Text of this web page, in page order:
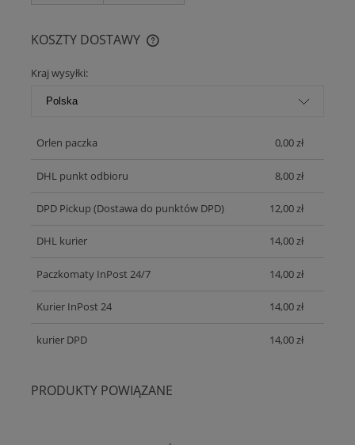
KOSZTY DOSTAWY
CENA NIE ZAWIERA EWENTUALNYCH KOSZTÓW PŁATNOŚCI
Kraj wysyłki:
Orlen paczka 0,00 zł
DHL punkt odbioru 8,00 zł
DPD Pickup (Dostawa do punktów DPD) 12,00 zł
DHL kurier 14,00 zł
Paczkomaty InPost 24/7 14,00 zł
Kurier InPost 24 14,00 zł
kurier DPD 14,00 zł
PRODUKTY POWIĄZANE